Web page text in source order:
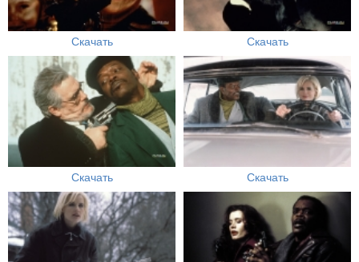
Скачать Скачать
Скачать Скачать